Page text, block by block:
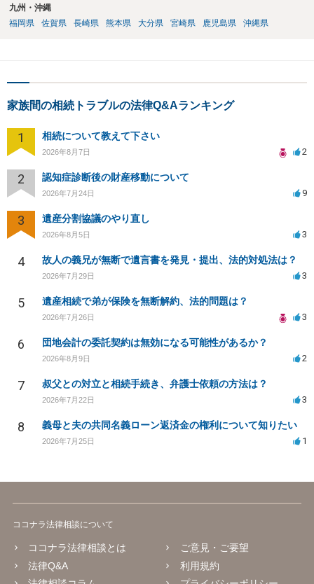
九州・沖縄
福岡県
佐賀県 長崎県 熊本県 大分県 宮崎県 鹿児島県 沖縄県
家族間の相続トラブルの法律Q&Aランキング
1 相続について教えて下さい
2026年8月7日 2
2 認知症診断後の財産移動について
2026年7月24日 9
3 遺産分割協議のやり直し
2026年8月5日 3
4 故人の義兄が無断で遺言書を発見・提出、法的対処法は？
2026年7月29日 3
5 遺産相続で弟が保険を無断解約、法的問題は？
2026年7月26日 3
6 団地会計の委託契約は無効になる可能性があるか？
2026年8月9日 2
7 叔父との対立と相続手続き、弁護士依頼の方法は？
2026年7月22日 3
8 義母と夫の共同名義ローン返済金の権利について知りたい
2026年7月25日 1
ココナラ法律相談について
ココナラ法律相談とは
法律Q&A
ご意見・ご要望
利用規約